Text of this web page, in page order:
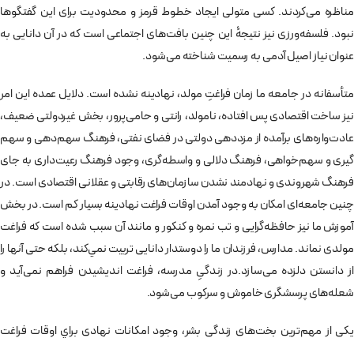
مناظره می‌كردند. كسی متولی ايجاد خطوط قرمز و محدوديت برای اين گفتگوها
نبود. فلسفه­‌ورزی نيز نتيجۀ اين چنين بافت­‌های اجتماعی است كه در آن دانایی به
عنوان نياز اصیل آدمی به رسمیت شناخته می‌شود.
متأسفانه در جامعه ما زمان فراغتِ مولد، نهادينه نشده است. دلايل عمده اين امر
نيز ساخت اقتصادی پس افتاده، نامولد، رانتی و حامی‌پرور، بخش غيردولتی ضعيف،
عادت‌واره‌های برآمده از مزددهی دولتی در فضای نفتی، فرهنگ سهم­‌دهی و سهم­‌
گيری و سهم­‌خواهی، فرهنگ دلالی و واسطه­‌گری، وجود فرهنگ رعيت­‌داری به جای
فرهنگ شهروندی و نهادمند نشدن سازمان‌های رقابتی و عقلانی اقتصادی است. در
چنين جامعه­‌ای امكان به­ وجود آمدن اوقات فراغت نهادينه بسيار كم است. در بخش
آموزش ما نیز حافظه‌گرایی و تب نمره و کنکور و مانند آن سبب شده است که فراغت
مولدی نماند. مدارس، فرزندان ما را دوستدار دانایی تربيت نمي­‌كند، بلكه حتی آنها را
از دانستن دل­زده می‌سازد.در زندگیِ مدرسه، فراغت اندیشیدن فراهم نمی‌آید و
شعله‌های پرسشگری خاموش و سرکوب می‌شود.
یكي از مهم­‌ترين بخت­‌های زندگی بشر، وجود امكانات نهادی براي اوقات فراغت